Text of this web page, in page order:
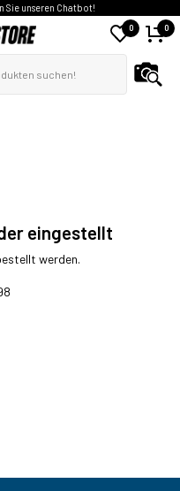
Sie unseren Chatbot!
0 0
eingestellt
werden.